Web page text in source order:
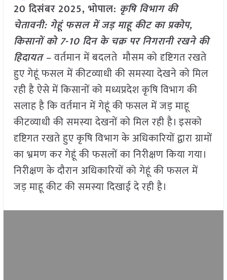
20 दिसंबर 2025, भोपाल: कृषि विभाग की
चेतावनी: गेहूं फसल में जड़ माहू कीट का प्रकोप,
किसानों को 7-10 दिन के चक्र पर निगरानी रखने की
हिदायत –वर्तमान में बदलते मौसम को दृष्टिगत रखते
हुए गेहूं फसल में कीटव्याधी की समस्या देखने को मिल
रही है ऐसे में किसानों को मध्यप्रदेश कृषि विभाग की
सलाह है कि वर्तमान में गेहूं की फसल में जड़ माहू
कीटव्याधी की समस्या देखनों को मिल रही है। इसको
दृष्टिगत रखते हुए कृषि विभाग के अधिकारियों द्वारा ग्रामों
का भ्रमण कर गेहूं की फसलों का निरीक्षण किया गया।
निरीक्षण के दौरान अधिकारियों को गेहूं की फसल में
जड़ माहू कीट की समस्या दिखाई दे रही है।